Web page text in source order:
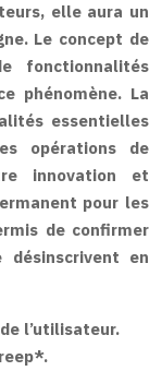
elle aura un
Le concept de
fonctionnalités
phénomène. La
essentielles
opérations de
innovation et
pour les
de confirmer
désinscrivent en
l’utilisateur.